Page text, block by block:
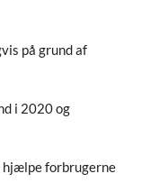
på grund af
i 2020 og
hjælpe forbrugerne